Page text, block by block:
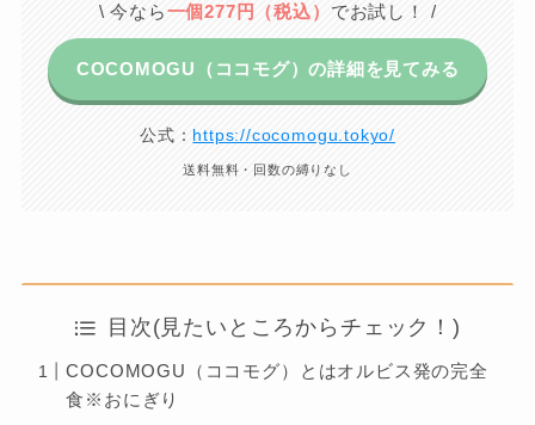
\ 今なら一個277円（税込） でお試し！ /
COCOMOGU（ココモグ）の詳細を見てみる
公式： https://cocomogu.tokyo/
送料無料・回数の縛りなし
目次(見たいところからチェック！)
COCOMOGU（ココモグ）とはオルビス発の完全
食※おにぎり